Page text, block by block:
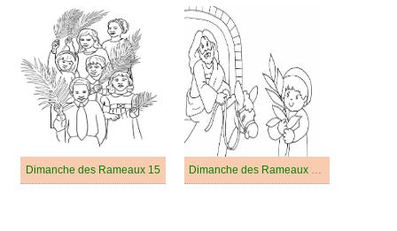
Dimanche des Rameaux 15 Dimanche des Rameaux Pour les Enfants